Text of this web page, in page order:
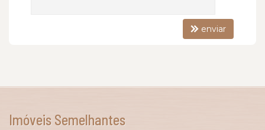
enviar
Imóveis Semelhantes